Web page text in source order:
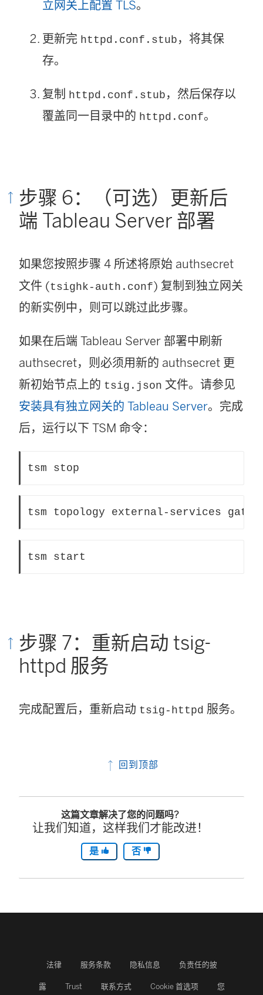
立网关上配置 TLS。
更新完 httpd.conf.stub ，将其保
存。
复制 httpd.conf.stub ，然后保存以
覆盖同一目录中的 httpd.conf。
步骤 6：（可选）更新后
端 Tableau Server 部署
如果您按照步骤 4 所述将原始 authsecret
文件 (tsighk-auth.conf) 复制到独立网关
的新实例中，则可以跳过此步骤。
如果在后端 Tableau Server 部署中刷新
authsecret，则必须用新的 authsecret 更
新初始节点上的 tsig.json 文件。请参见
安装具有独立网关的 Tableau Server。完成
后，运行以下 TSM 命令：
tsm stop
tsm topology external-services
tsm start
步骤 7：重新启动 tsig-
httpd 服务
完成配置后，重新启动 tsig-httpd 服务。
回到顶部
这篇文章解决了您的问题吗?
让我们知道，这样我们才能改进！
是 否
法律 服务条款 隐私信息 负责任的披
露 Trust 联系方式 Cookie 首选项 您